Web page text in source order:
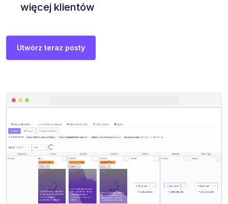
więcej klientów
Utwórz teraz posty